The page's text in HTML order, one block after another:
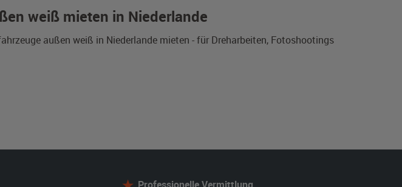
weiß mieten in Niederlande
außen weiß in Niederlande mieten - für Dreharbeiten, Fotoshootings